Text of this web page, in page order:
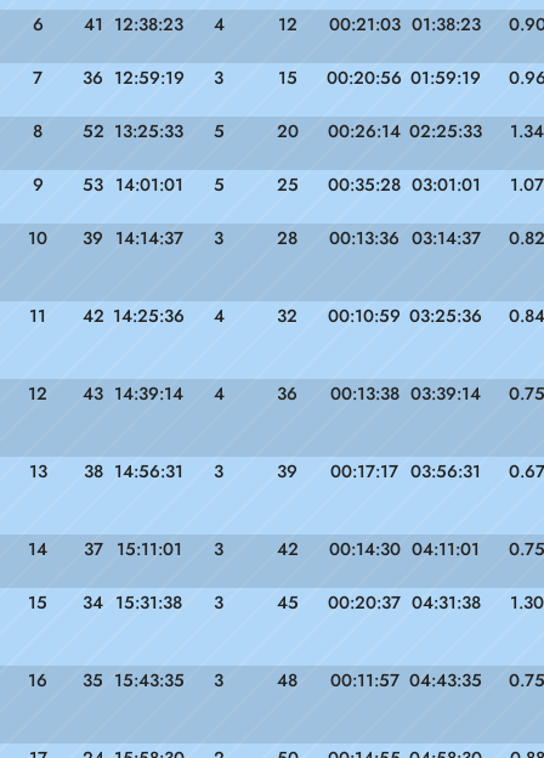
6 41 12:38:23 4 12 00:21:03 01:38:23
7 36 12:59:19 3 15 00:20:56 01:59:19
8 52 13:25:33 5 20 00:26:14 02:25:33 1.34
9 53 14:01:01 5 25 00:35:28 03:01:01 1.07
10 39 14:14:37 3 28 00:13:36 03:14:37 0.82
11 42 14:25:36 4 32 00:10:59 03:25:36 0.84
12 43 14:39:14 4 36 00:13:38 03:39:14 0.75
13 38 14:56:31 3 39 00:17:17 03:56:31 0.67
14 37 15:11:01 3 42 00:14:30 04:11:01 0.75
15 34 15:31:38 3 45 00:20:37 04:31:38 1.30
16 35 15:43:35 3 48 00:11:57 04:43:35 0.75